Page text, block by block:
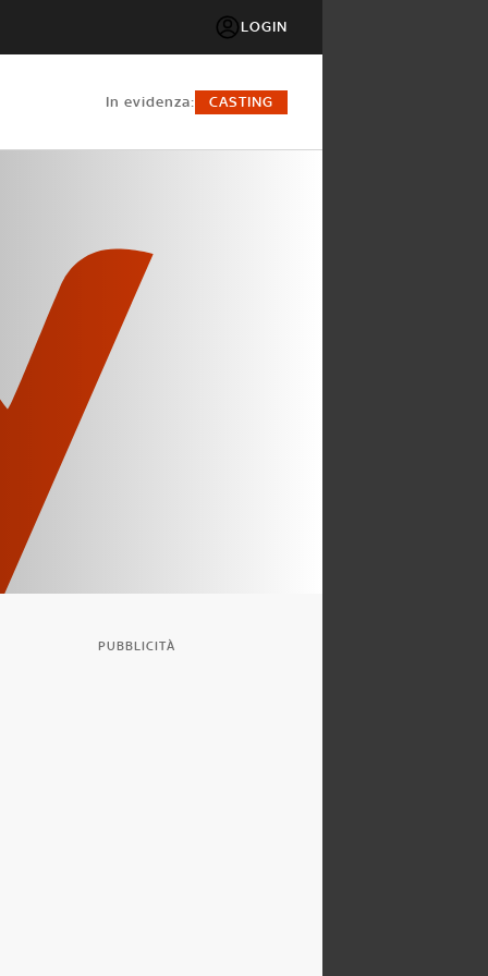
LOGIN
in evidenza: CASTING
PUBBLICITÀ